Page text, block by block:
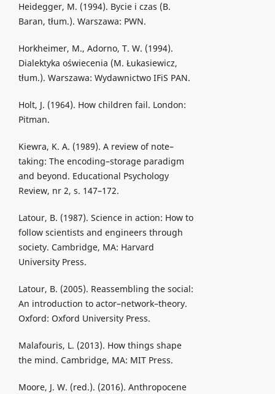
Heidegger, M. (1994). Bycie i czas (B.
Baran, tłum.). Warszawa: PWN.
Horkheimer, M., Adorno, T. W. (1994).
Dialektyka oświecenia (M. Łukasiewicz,
tłum.). Warszawa: Wydawnictwo IFiS PAN.
Holt, J. (1964). How children fail. London:
Pitman.
Kiewra, K. A. (1989). A review of note–
taking: The encoding–storage paradigm
and beyond. Educational Psychology
Review, nr 2, s. 147–172.
Latour, B. (1987). Science in action: How to
follow scientists and engineers through
society. Cambridge, MA: Harvard
University Press.
Latour, B. (2005). Reassembling the social:
An introduction to actor–network–theory.
Oxford: Oxford University Press.
Malafouris, L. (2013). How things shape
the mind. Cambridge, MA: MIT Press.
Moore, J. W. (red.). (2016). Anthropocene